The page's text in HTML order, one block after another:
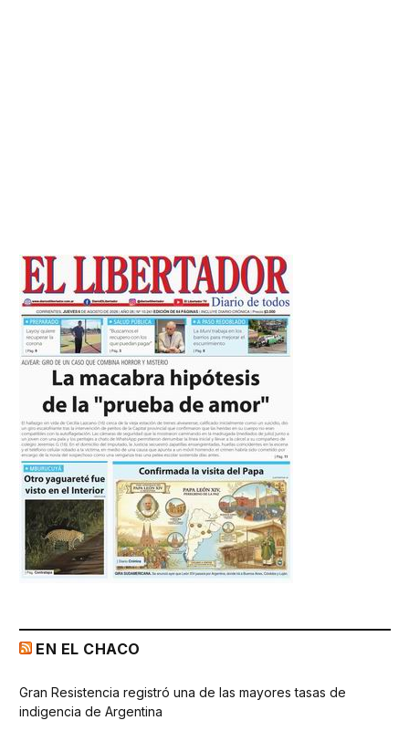
EN EL CHACO
Gran Resistencia registró una de las mayores tasas de
indigencia de Argentina